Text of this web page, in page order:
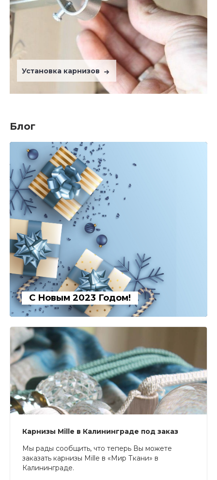
Установка карнизов
Блог
С Новым 2023 Годом!
Карнизы Mille в Калининграде под заказ
Мы рады сообщить, что теперь Вы можете
заказать карнизы Mille в «Мир Ткани» в
Калининграде.